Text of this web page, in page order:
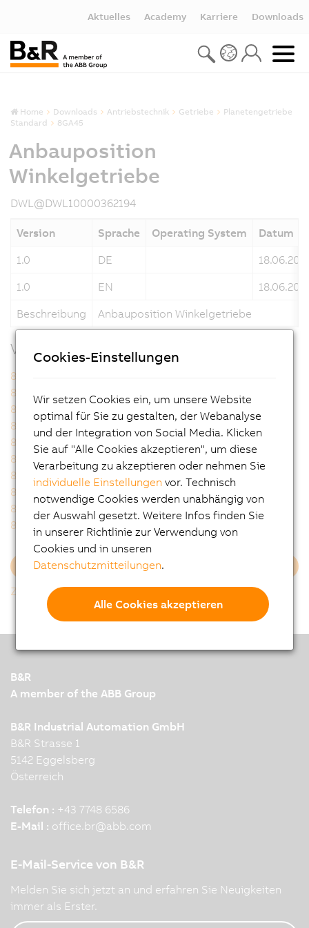
Aktuelles Academy Karriere Downloads
Home Downloads Antriebstechnik Getriebe
Planetengetriebe
Standard
8GA45
Anbauposition
Winkelgetriebe
DWL@DWL10000362194
Version Sprache Operating System
Datum
1.0
DE
1.0
EN
Beschreibung
Anbauposition Winkelgetriebe
Verwandte Produkte
8GA40-040hh003klmm
8GA40-040hh005klmm
8GA40-040hh007klmm
8GA40-040hh008klmm
8GA40-040hh009klmm
8GA40-040hh010klmm
8GA40-040hh012klmm
8GA40-040hh015klmm
8GA40-040hh016klmm
8GA40-040hh020klmm
8GA40-040hh025klmm
8GA40-040hh032klmm
8GA40-040hh040klmm
8GA40-040hh060klmm
8GA40-040hh064klmm
8GA40-040hh080klmm
8GA40-040hh100klmm
8GA40-040hh120klmm
8GA40-040hh160klmm
Mehr laden
Zurück zur Gesamtliste
B&R
A member of the ABB Group
B&R Industrial Automation GmbH
B&R Strasse 1
5142 Eggelsberg
Österreich
Telefon : +43 7748 6586
E-Mail : office.br@abb.com
E-Mail-Service von B&R
Melden Sie sich jetzt an und erfahren Sie Neuigkeiten
immer als Erster.
Cookies-Einstellungen
Wir setzen Cookies ein, um unsere Website
optimal für Sie zu gestalten, der Webanalyse
und der Integration von Social Media. Klicken
Sie auf "Alle Cookies akzeptieren", um diese
Verarbeitung zu akzeptieren oder nehmen Sie
individuelle Einstellungen vor. Technisch
notwendige Cookies werden unabhängig von
der Auswahl gesetzt. Weitere Infos finden Sie
in unserer Richtlinie zur Verwendung von
Cookies und in unseren
Datenschutzmitteilungen.
Alle Cookies akzeptieren